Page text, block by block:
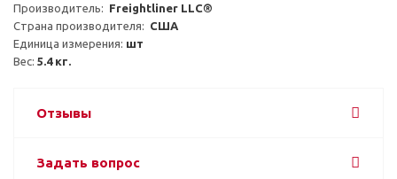
Производитель: Freightliner LLC®
Страна производителя: США
Единица измерения: шт
Вес: 5.4 кг.
Отзывы
Задать вопрос